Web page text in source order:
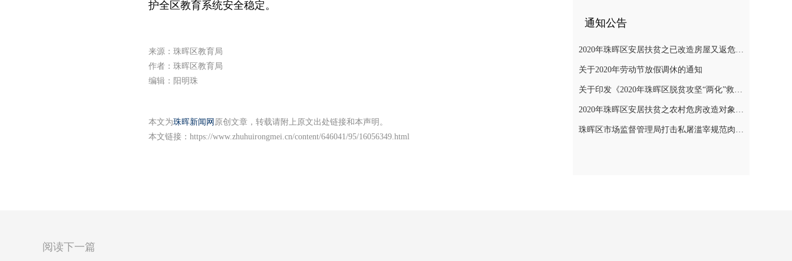
护全区教育系统安全稳定。
来源：珠晖区教育局
作者：珠晖区教育局
编辑：阳明珠
本文为珠晖新闻网 原创文章，转载请附上原文出处链接和本声明。
本文链接： https://www.zhuhuirongmei.cn/content/646041/95/16056349.html
通知公告
2020年珠晖区安居扶贫之已改造房屋又返危需改造对象公示
关于2020年劳动节放假调休的通知
关于印发《2020年珠晖区脱贫攻坚“两化”救助帮扶实施方案》的通知
2020年珠晖区安居扶贫之农村危房改造对象公示
珠晖区市场监督管理局打击私屠滥宰规范肉品市场秩序专项整治行动方案
阅读下一篇